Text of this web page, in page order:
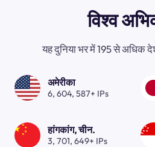
विश्व
यह दुनिया भर में 195 से अधिक
अमेरीका
6, 604, 587+ IPs
हांगकांग, चीन.
3, 701, 649+ IPs